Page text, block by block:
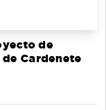
de
Cardenete